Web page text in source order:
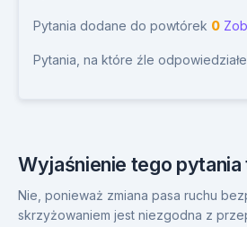
Pytania dodane do powtórek 0
Pytania, na które źle
Wyjaśnienie tego
Nie, ponieważ zmiana pasa ruchu
skrzyżowaniem jest niezgodna z